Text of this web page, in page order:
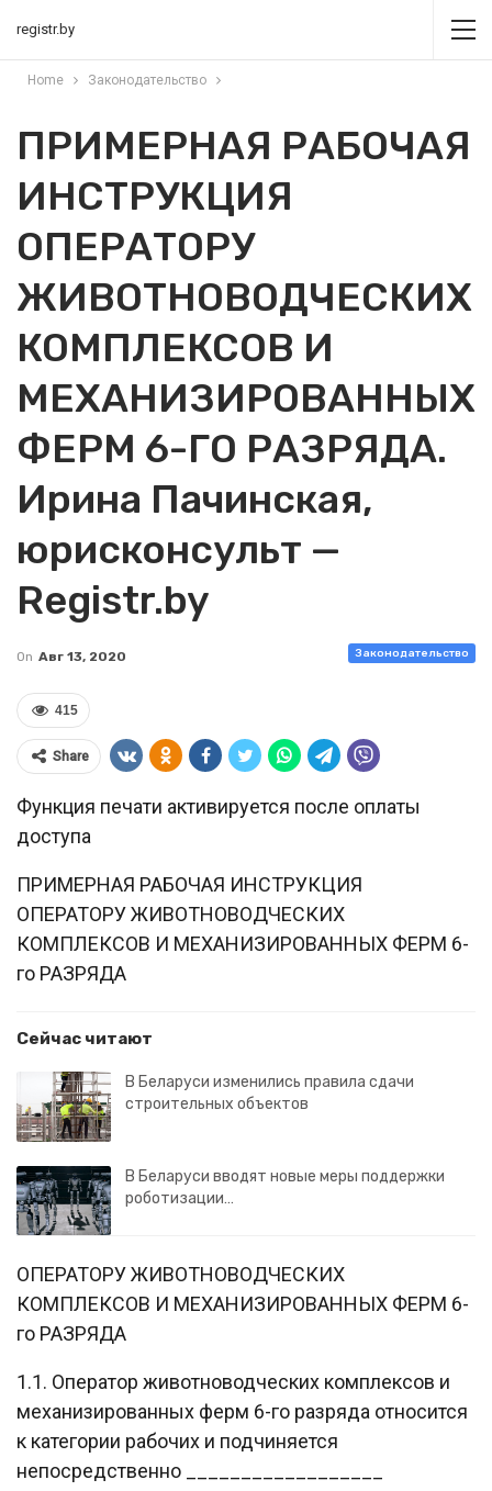
registr.by
Home Законодательство
ПРИМЕРНАЯ РАБОЧАЯ
ИНСТРУКЦИЯ
ОПЕРАТОРУ
ЖИВОТНОВОДЧЕСКИХ
КОМПЛЕКСОВ И
МЕХАНИЗИРОВАННЫХ
ФЕРМ 6-ГО РАЗРЯДА.
Ирина Пачинская,
юрисконсульт —
Registr.by
Законодательство
On Авг 13, 2020
415
Share
Функция печати активируется после оплаты
доступа
ПРИМЕРНАЯ РАБОЧАЯ ИНСТРУКЦИЯ
ОПЕРАТОРУ ЖИВОТНОВОДЧЕСКИХ
КОМПЛЕКСОВ И МЕХАНИЗИРОВАННЫХ ФЕРМ 6-
го РАЗРЯДА
Сейчас читают
В Беларуси изменились правила сдачи
строительных объектов
В Беларуси вводят новые меры поддержки
роботизации…
ОПЕРАТОРУ ЖИВОТНОВОДЧЕСКИХ
КОМПЛЕКСОВ И МЕХАНИЗИРОВАННЫХ ФЕРМ 6-
го РАЗРЯДА
1.1. Оператор животноводческих комплексов и
механизированных ферм 6-го разряда относится
к категории рабочих и подчиняется
непосредственно __________________